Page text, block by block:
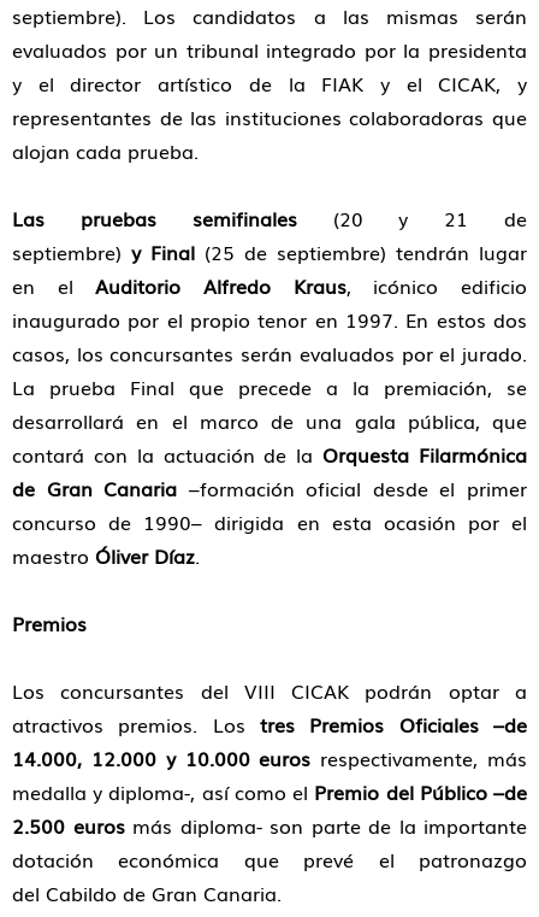
septiembre). Los candidatos a las mismas serán
evaluados por un tribunal integrado por la presidenta
y el director artístico de la FIAK y el CICAK, y
representantes de las instituciones colaboradoras que
alojan cada prueba.
Las pruebas semifinales(20 y 21 de
septiembre) y Final (25 de septiembre) tendrán lugar
en elAuditorio Alfredo Kraus, icónico edificio
inaugurado por el propio tenor en 1997. En estos dos
casos, los concursantes serán evaluados por el jurado.
La prueba Final que precede a la premiación, se
desarrollará en el marco de una gala pública, que
contará con la actuación de laOrquesta Filarmónica
de Gran Canaria –formación oficial desde el primer
concurso de 1990– dirigida en esta ocasión por el
maestro Óliver Díaz.
Premios
Los concursantes del VIII CICAK podrán optar a
atractivos premios. Los tres Premios Oficiales –de
14.000, 12.000 y 10.000 euros respectivamente, más
medalla y diploma-, así como el Premio del Público –de
2.500 eurosmás diploma- son parte de la importante
dotación económica que prevé el patronazgo
del Cabildo de Gran Canaria.